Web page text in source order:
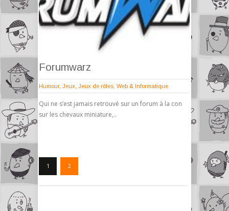
Forumwarz
Humour, Jeux Jeux de rôles Web & Informatique
Qui ne s’est jamais retrouvé sur un forum à la con
sur les chevaux miniature,..
1 2